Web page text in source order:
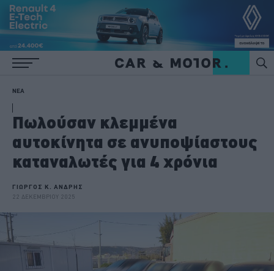
ΝΕΑ
Πωλούσαν κλεμμένα
αυτοκίνητα σε ανυποψίαστους
καταναλωτές για 4 χρόνια
ΓΙΩΡΓΟΣ Κ. ΑΝΔΡΗΣ
22 ΔΕΚΕΜΒΡΙΟΥ 2025